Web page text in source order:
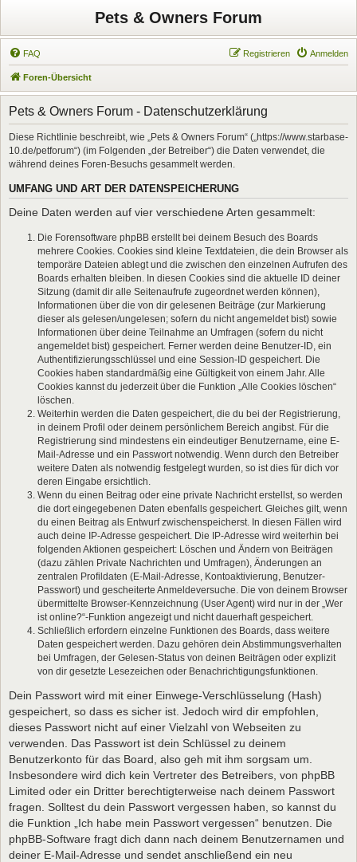
Pets & Owners Forum
FAQ Anmelden
Registrieren
Foren-Übersicht
Pets & Owners Forum - Datenschutzerklärung
Diese Richtlinie beschreibt, wie „Pets & Owners Forum“ („https://www.starbase-
10.de/petforum“) (im Folgenden „der Betreiber“) die Daten verwendet, die
während deines Foren-Besuchs gesammelt werden.
UMFANG UND ART DER DATENSPEICHERUNG
Deine Daten werden auf vier verschiedene Arten gesammelt:
Die Forensoftware phpBB erstellt bei deinem Besuch des Boards
mehrere Cookies. Cookies sind kleine Textdateien, die dein Browser als
temporäre Dateien ablegt und die zwischen den einzelnen Aufrufen des
Boards erhalten bleiben. In diesen Cookies sind die aktuelle ID deiner
Sitzung (damit dir alle Seitenaufrufe zugeordnet werden können),
Informationen über die von dir gelesenen Beiträge (zur Markierung
dieser als gelesen/ungelesen; sofern du nicht angemeldet bist) sowie
Informationen über deine Teilnahme an Umfragen (sofern du nicht
angemeldet bist) gespeichert. Ferner werden deine Benutzer-ID, ein
Authentifizierungsschlüssel und eine Session-ID gespeichert. Die
Cookies haben standardmäßig eine Gültigkeit von einem Jahr. Alle
Cookies kannst du jederzeit über die Funktion „Alle Cookies löschen“
löschen.
Weiterhin werden die Daten gespeichert, die du bei der Registrierung,
in deinem Profil oder deinem persönlichem Bereich angibst. Für die
Registrierung sind mindestens ein eindeutiger Benutzername, eine E-
Mail-Adresse und ein Passwort notwendig. Wenn durch den Betreiber
weitere Daten als notwendig festgelegt wurden, so ist dies für dich vor
deren Eingabe ersichtlich.
Wenn du einen Beitrag oder eine private Nachricht erstellst, so werden
die dort eingegebenen Daten ebenfalls gespeichert. Gleiches gilt, wenn
du einen Beitrag als Entwurf zwischenspeicherst. In diesen Fällen wird
auch deine IP-Adresse gespeichert. Die IP-Adresse wird weiterhin bei
folgenden Aktionen gespeichert: Löschen und Ändern von Beiträgen
(dazu zählen Private Nachrichten und Umfragen), Änderungen an
zentralen Profildaten (E-Mail-Adresse, Kontoaktivierung, Benutzer-
Passwort) und gescheiterte Anmeldeversuche. Die von deinem Browser
übermittelte Browser-Kennzeichnung (User Agent) wird nur in der „Wer
ist online?“-Funktion angezeigt und nicht dauerhaft gespeichert.
Schließlich erfordern einzelne Funktionen des Boards, dass weitere
Daten gespeichert werden. Dazu gehören dein Abstimmungsverhalten
bei Umfragen, der Gelesen-Status von deinen Beiträgen oder explizit
von dir gesetzte Lesezeichen oder Benachrichtigungsfunktionen.
Dein Passwort wird mit einer Einwege-Verschlüsselung (Hash)
gespeichert, so dass es sicher ist. Jedoch wird dir empfohlen,
dieses Passwort nicht auf einer Vielzahl von Webseiten zu
verwenden. Das Passwort ist dein Schlüssel zu deinem
Benutzerkonto für das Board, also geh mit ihm sorgsam um.
Insbesondere wird dich kein Vertreter des Betreibers, von phpBB
Limited oder ein Dritter berechtigterweise nach deinem Passwort
fragen. Solltest du dein Passwort vergessen haben, so kannst du
die Funktion „Ich habe mein Passwort vergessen“ benutzen. Die
phpBB-Software fragt dich dann nach deinem Benutzernamen und
deiner E-Mail-Adresse und sendet anschließend ein neu